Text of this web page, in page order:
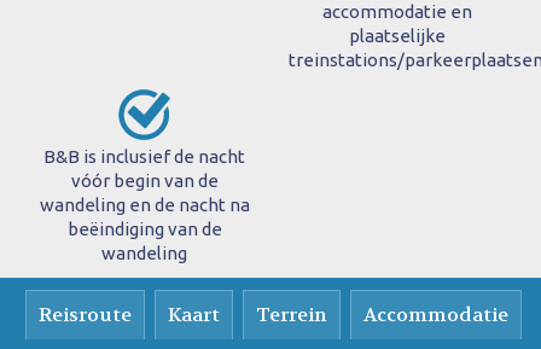
accommodatie en
plaatselijke
treinstations/
B&B is inclusief de nacht
vóór begin van de
wandeling en de nacht na
beëindiging van de
wandeling
Reisroute Kaart Terrein Accommodatie